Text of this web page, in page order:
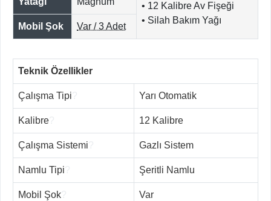
• 12 Kalibre Av Fişeği
• Silah Bakım Yağı
Mobil Şok Var / 3 Adet
Teknik Özellikler
Çalışma Tipi Yarı Otomatik
Kalibre 12 Kalibre
Çalışma Sistemi Gazlı Sistem
Namlu Tipi Şeritli Namlu
Mobil Şok Var